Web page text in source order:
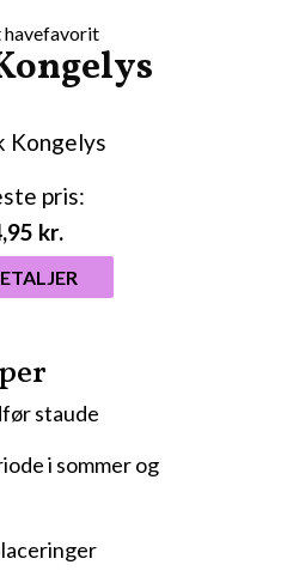
havefavorit
staude
i sommer og
pris:
kr.